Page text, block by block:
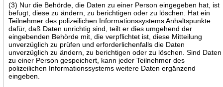
(3) Nur die Behörde, die Daten zu einer Person eingegeben hat, ist
befugt, diese zu ändern, zu berichtigen oder zu löschen. Hat ein
Teilnehmer des polizeilichen Informationssystems Anhaltspunkte
dafür, daß Daten unrichtig sind, teilt er dies umgehend der
eingebenden Behörde mit, die verpflichtet ist, diese Mitteilung
unverzüglich zu prüfen und erforderlichenfalls die Daten
unverzüglich zu ändern, zu berichtigen oder zu löschen. Sind Daten
zu einer Person gespeichert, kann jeder Teilnehmer des
polizeilichen Informationssystems weitere Daten ergänzend
eingeben.